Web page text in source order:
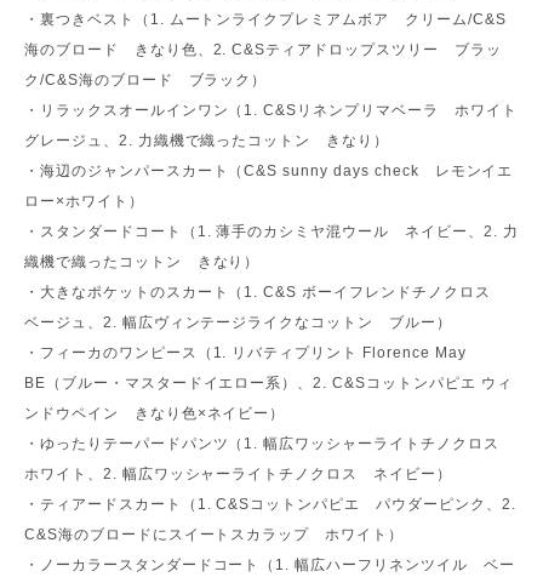
・裏つきベスト（1. ムートンライクプレミアムボア クリーム/C&S
海のブロード きなり色、2. C&Sティアドロップスツリー ブラッ
ク/C&S海のブロード ブラック）
・リラックスオールインワン（1. C&Sリネンプリマベーラ ホワイト
グレージュ、2. 力織機で織ったコットン きなり）
・海辺のジャンパースカート（C&S sunny days check レモンイエ
ロー×ホワイト）
・スタンダードコート（1. 薄手のカシミヤ混ウール ネイビー、2. 力
織機で織ったコットン きなり）
・大きなポケットのスカート（1. C&S ボーイフレンドチノクロス
ベージュ、2. 幅広ヴィンテージライクなコットン ブルー）
・フィーカのワンピース（1. リバティプリント Florence May
BE（ブルー・マスタードイエロー系）、2. C&Sコットンパピエ ウィ
ンドウペイン きなり色×ネイビー）
・ゆったりテーパードパンツ（1. 幅広ワッシャーライトチノクロス
ホワイト、2. 幅広ワッシャーライトチノクロス ネイビー）
・ティアードスカート（1. C&Sコットンパピエ パウダーピンク、2.
C&S海のブロードにスイートスカラップ ホワイト）
・ノーカラースタンダードコート（1. 幅広ハーフリネンツイル ベー